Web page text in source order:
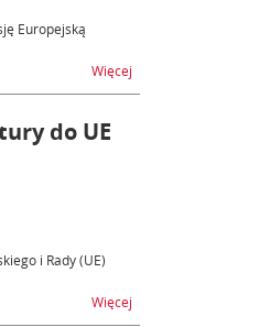
Europejską
Więcej
do UE
i Rady (UE)
Więcej